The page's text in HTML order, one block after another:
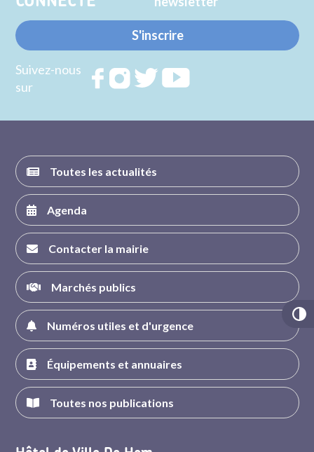
S'inscrire
Suivez-nous
sur
RejoignezRejoignezRejoignez
Toutes les actualités
Agenda
Contacter la mairie
Marchés publics
Numéros utiles et d'urgence
Équipements et annuaires
Toutes nos publications